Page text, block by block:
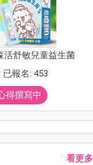
活舒敏兒童益生菌
已報名: 453
得撰寫中
看更多